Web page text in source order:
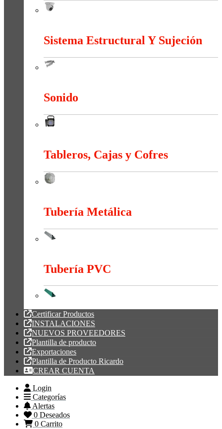
Sistema Estructural Y Sujeción
Sonido
Tableros, Cajas y Cofres
Tubería Metálica
Tubería PVC
Certificar Productos
INSTALACIONES
NUEVOS PROVEEDORES
Plantilla de producto
Exportaciones
Plantilla de Producto Ricardo
CREAR CUENTA
Login
Categorías
Alertas
0 Deseados
0 Carrito